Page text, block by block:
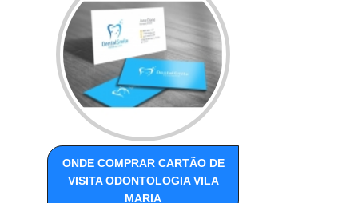
ONDE COMPRAR CARTÃO DE
VISITA ODONTOLOGIA VILA
MARIA